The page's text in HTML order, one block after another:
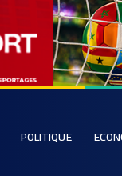
POLITIQUE